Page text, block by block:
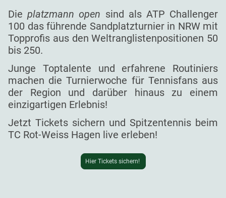
Dieplatzmann open sind als ATP Challenger
100 das führende Sandplatzturnier in NRW mit
Topprofis aus den Weltranglistenpositionen 50
bis 250.
Junge Toptalente und erfahrene Routiniers
machen die Turnierwoche für Tennisfans aus
der Region und darüber hinaus zu einem
einzigartigen Erlebnis!
Jetzt Tickets sichern und Spitzentennis beim
TC Rot-Weiss Hagen live erleben!
Hier Tickets sichern!